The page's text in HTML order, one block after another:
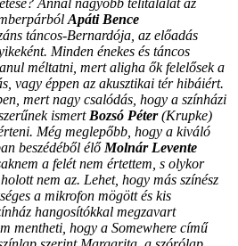
Annál nagyobb telitalálat az
Apáti Bence
táncos-Bernardója, az előadás
Minden énekes és táncos
méltatni, mert aligha ők felelősek a
vagy éppen az akusztikai tér hibáiért.
mert nagy csalódás, hogy a színházi
ismert Bozsó Péter(Krupke)
Még meglepőbb, hogy a kiváló
beszédéből élő Molnár Levente
a felét nem értettem, s olykor
nem az. Lehet, hogy más színész
a mikrofon mögött és kis
hangosítókkal megzavart
mentheti, hogy a Somewhere című